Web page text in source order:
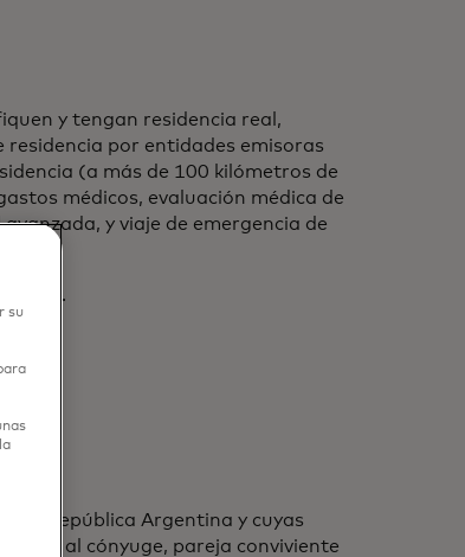
y tengan residencia real,
por entidades emisoras
(a más de 100 kilómetros de
médicos, evaluación médica de
y viaje de emergencia de
S.A.
la República Argentina y cuyas
al cónyuge, pareja conviviente
su